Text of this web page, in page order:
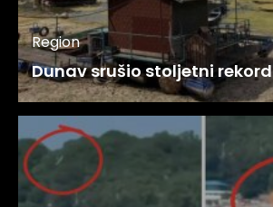
Region
Dunav srušio stoljetni rekord